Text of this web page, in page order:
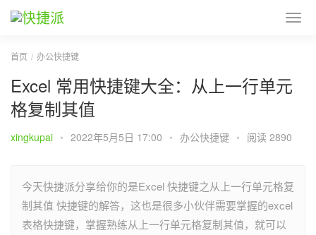
首页 办公快捷键
Excel 常用快捷键大全：从上一行单元
格复制其值
xingkupai • 2022年5月5日 17:00 • 办公快捷键 • 阅读 2890
今天快捷派分享给你的是Excel 快捷键之从上一行单元格复
制其值 快捷键的解答，这也是很多小伙伴需要掌握的excel
表格快捷键，掌握熟练从上一行单元格复制其值，就可以